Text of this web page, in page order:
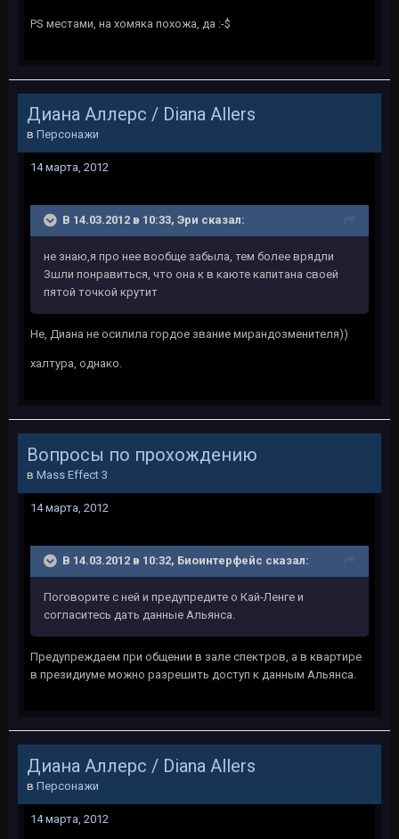
PS местами, на хомяка похожа, да :-$
Диана Аллерс / Diana Allers
в Персонажи
14 марта, 2012
В 14.03.2012 в 10:33, Эри сказал:
не знаю,я про нее вообще забыла, тем более врядли
Зшли понравиться, что она к в каюте капитана своей
пятой точкой крутит
Не, Диана не осилила гордое звание мирандозменителя))
халтура, однако.
Вопросы по прохождению
в Mass Effect 3
14 марта, 2012
В 14.03.2012 в 10:32, Биоинтерфейс сказал:
Поговорите с ней и предупредите о Кай-Ленге и
согласитесь дать данные Альянса.
Предупреждаем при общении в зале спектров, а в квартире
в президиуме можно разрешить доступ к данным Альянса.
Диана Аллерс / Diana Allers
в Персонажи
14 марта, 2012